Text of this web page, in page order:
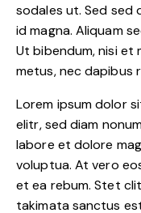
sodales ut. Sed sed
id magna. Aliquam
Ut bibendum, nisi
metus, nec dapibus
Lorem ipsum dolor
elitr, sed diam
labore et dolore
voluptua. At vero
et ea rebum. Stet
takimata sanctus